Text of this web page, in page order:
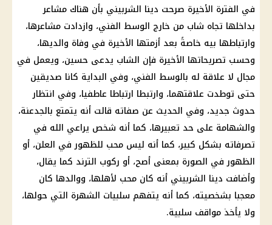
في الفترة الأخيرة صرحت دينا الشربيني بأن هناك مشاعر
بداخلها تجاه شاب من خارج الوسط الفني، وازدادت مشاعرها،
وارتباطها بيه خاصةً بعد أزمتها الأخيرة في وفاة والديها،
وحسب تصريحاتها الأخيرة فإن الشاب يدعى حسين، ويعمل في
مجال لا علاقة له بالوسط الفني، وفي البداية كانا صديقين
حتى توطدت علاقتهما، وارتبطا ارتباطا عاطفيا، وفي انتظار
حدوث جديد، وفي الحديث عن صفاته قالت أنه يتمتع بالجدعنة،
والشهامة على حد تعبيرها، كما أنه شخص يراعي الله في
تصرفاته بشكل كبير، كما أنه ليس محب للظهور في العلن، أو
الظهور في الصورة بمعنى أصح، أو ركوب الترند كما يقال،
وأضافت دينا الشربيني أنه كان محب لأهلها، ووالدها كان
معجبا بشخصيته، كما أنه يتفهم سلبيات الشهرة التي حولها،
ولا يأخذ مواقف سلبية.